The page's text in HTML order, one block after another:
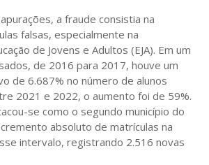
a fraude consistia na
falsas, especialmente na
de Jovens e Adultos (EJA). Em um
de 2016 para 2017, houve um
de 6.687% no número de alunos
2021 e 2022, o aumento foi de 59%.
se como o segundo município do
absoluto de matrículas na
intervalo, registrando 2.516 novas